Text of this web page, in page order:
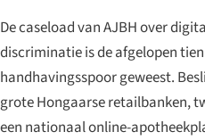
De caseload van AJBH over
discriminatie is de afgelopen
handhavingsspoor geweest.
grote Hongaarse retailbanken,
een nationaal online-